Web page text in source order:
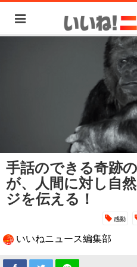
手話のできる奇跡
が、人間に対し自
ジを伝える！
感動
いいねニュース編集部